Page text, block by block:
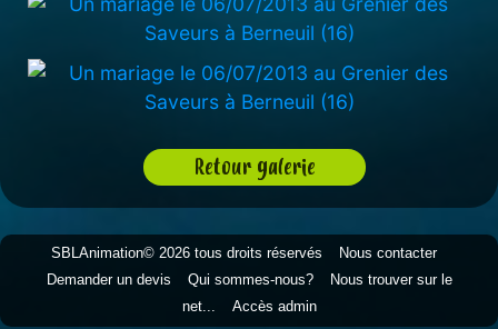
Retour galerie
SBLAnimation© 2026 tous droits réservés
Nous contacter
Demander un devis
Qui sommes-nous?
Nous trouver sur le
net...
Accès admin